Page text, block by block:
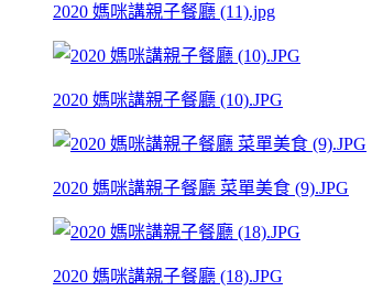
2020 媽咪講親子餐廳 (11).jpg
2020 媽咪講親子餐廳 (10).JPG
2020 媽咪講親子餐廳 菜單美食 (9).JPG
2020 媽咪講親子餐廳 (18).JPG